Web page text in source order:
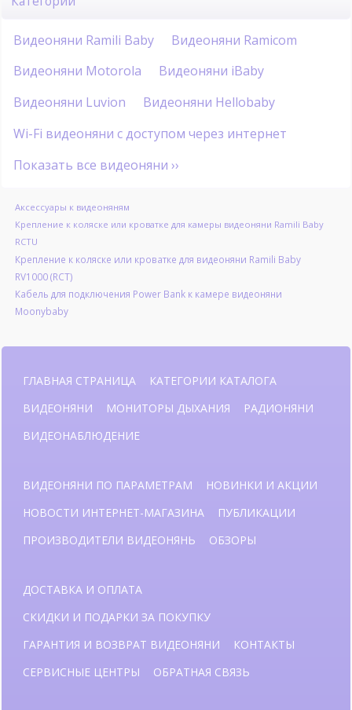
Видеоняни Ramili Baby
Видеоняни Ramicom
Видеоняни Motorola
Видеоняни iBaby
Видеоняни Luvion
Видеоняни Hellobaby
Wi-Fi видеоняни с доступом через интернет
Показать все видеоняни ››
Аксессуары к видеоняням
Крепление к коляске или кроватке для камеры видеоняни Ramili Baby
RCTU
Крепление к коляске или кроватке для видеоняни Ramili Baby
RV1000 (RCT)
Кабель для подключения Power Bank к камере видеоняни
Moonybaby
ГЛАВНАЯ СТРАНИЦА
КАТЕГОРИИ КАТАЛОГА
ВИДЕОНЯНИ
МОНИТОРЫ ДЫХАНИЯ
РАДИОНЯНИ
ВИДЕОНАБЛЮДЕНИЕ
ВИДЕОНЯНИ ПО ПАРАМЕТРАМ
НОВИНКИ И АКЦИИ
НОВОСТИ ИНТЕРНЕТ-МАГАЗИНА
ПУБЛИКАЦИИ
ПРОИЗВОДИТЕЛИ ВИДЕОНЯНЬ
ОБЗОРЫ
ДОСТАВКА И ОПЛАТА
СКИДКИ И ПОДАРКИ ЗА ПОКУПКУ
ГАРАНТИЯ И ВОЗВРАТ ВИДЕОНЯНИ
КОНТАКТЫ
СЕРВИСНЫЕ ЦЕНТРЫ
ОБРАТНАЯ СВЯЗЬ